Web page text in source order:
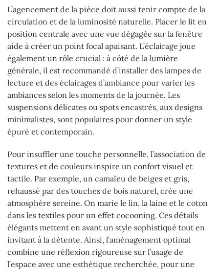
L’agencement de la pièce doit aussi tenir compte de la
circulation et de la luminosité naturelle. Placer le lit en
position centrale avec une vue dégagée sur la fenêtre
aide à créer un point focal apaisant. L’éclairage joue
également un rôle crucial : à côté de la lumière
générale, il est recommandé d’installer des lampes de
lecture et des éclairages d’ambiance pour varier les
ambiances selon les moments de la journée. Les
suspensions délicates ou spots encastrés, aux designs
minimalistes, sont populaires pour donner un style
épuré et contemporain.
Pour insuffler une touche personnelle, l’association de
textures et de couleurs inspire un confort visuel et
tactile. Par exemple, un camaïeu de beiges et gris,
rehaussé par des touches de bois naturel, crée une
atmosphère sereine. On marie le lin, la laine et le coton
dans les textiles pour un effet cocooning. Ces détails
élégants mettent en avant un style sophistiqué tout en
invitant à la détente. Ainsi, l’aménagement optimal
combine une réflexion rigoureuse sur l’usage de
l’espace avec une esthétique recherchée, pour une